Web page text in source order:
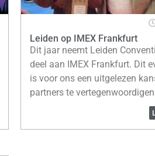
Leiden op IMEX Frankfurt
Dit jaar neemt Leiden
deel aan IMEX Frankfurt. Dit
is voor ons een uitgelezen
partners te